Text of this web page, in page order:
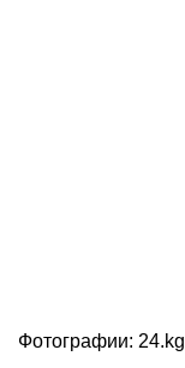
Фотографии: 24.kg